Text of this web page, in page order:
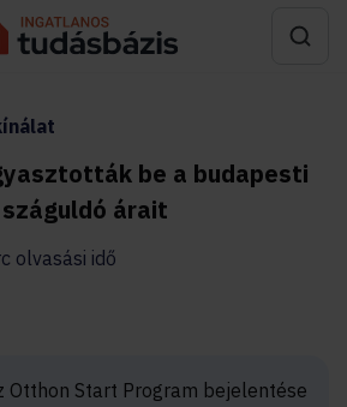
be a budapesti
árait
olvasási idő
Otthon Start Program bejelentése